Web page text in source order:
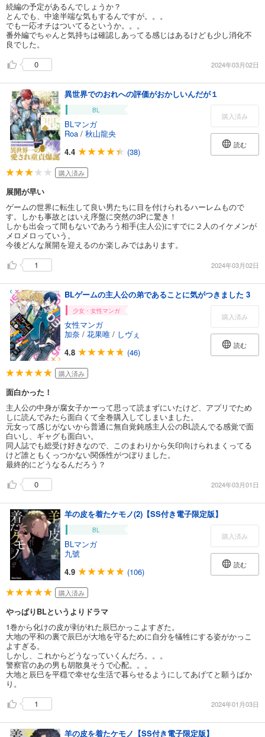
続編の予定があるんでしょうか？
とんでも、中途半端な気もするんですが。。。
でも一応オチはついてるというか。。。
番外編でちゃんと気持ちは確認しあってる感じはあるけども少し消化不
良でした。
0
2024年03月02日
異世界でのおれへの評価がおかしいんだが１
BL
BLマンガ
Roa / 秋山龍央
4.4
(38)
購入済み
読む
購入済み
展開が早い
ゲームの世界に転生して良い男たちに目を付けられるハーレムもので
す。しかも事故とはいえ序盤に突然の3Pに驚き！
しかも出会って間もないであろう相手(主人公)にすでに２人のイケメンが
メロメロっていう。
今後どんな展開を迎えるのか楽しみではあります。
1
2024年03月02日
BLゲームの主人公の弟であることに気がつきました 3
少女・女性マンガ
女性マンガ
加奈 / 花果唯 / しヴぇ
4.8
(46)
購入済み
読む
購入済み
面白かった！
主人公の中身が腐女子かーって思って読まずにいたけど、アプリでため
しに読んでみたら面白くて全巻購入してしまいました。
元女って感じがないから普通に無自覚鈍感主人公のBL読んでる感覚で面
白いし、ギャグも面白い。
同人誌でも総受け好きなので、このまわりから矢印向けられまくってる
けど誰ともくっつかない関係性がつぼりました。
最終的にどうなるんだろう？
0
2024年03月01日
羊の皮を着たケモノ(2)【SS付き電子限定版】
BL
BLマンガ
九號
4.9
(106)
購入済み
読む
購入済み
やっぱりBLというよりドラマ
1巻から化けの皮が剥がれた辰巳かっこよすぎた。
大地の平和の裏で辰巳が大地を守るために自分を犠牲にする姿がかっこ
よすぎる。
しかし、これからどうなっていくんだろ。。。
警察官のあの男も胡散臭そうで心配。。。
大地と辰巳を平穏で幸せな生活で暮らせるようにしてあげてと願うばか
り。
1
2024年01月03日
羊の皮を着たケモノ【SS付き電子限定版】